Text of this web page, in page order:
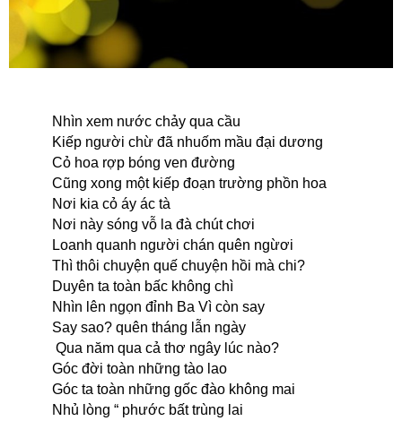
Nhìn xem nước chảy qua cầu
Kiếp người chừ đã nhuốm mầu đại dương
Cỏ hoa rợp bóng ven đường
Cũng xong mộtkiếp đoạn trường phồn hoa
Nơi kia cỏ áy ác tà
Nơi này sóng vỗ la đà chút chơi
Loanh quanh người chán quên ngừơi
Thì thôi chuyện quế chuyện hồi mà chi?
Duyên ta toàn bấc không chì
Nhìn lên ngọn đỉnh Ba Vì còn say
Say sao? quên tháng lẫn ngày
Qua năm qua cả thơ ngây lúc nào?
Góc đời toàn những tào lao
Góc ta toàn những gốc đào không mai
Nhủ lòng “ phước bất trùng lai